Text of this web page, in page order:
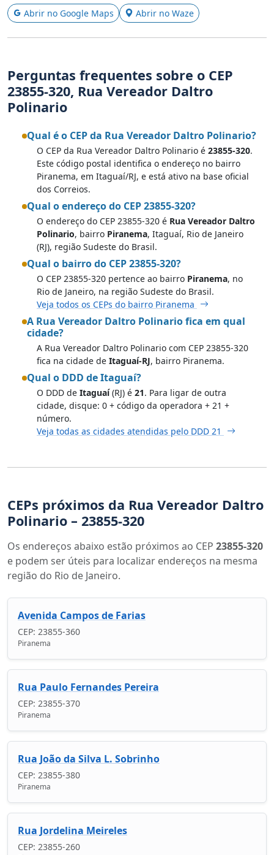
Abrir no Google Maps Abrir no Waze
Perguntas frequentes sobre o CEP
23855-320, Rua Vereador Daltro
Polinario
Qual é o CEP da Rua Vereador Daltro Polinario?
O CEP da Rua Vereador Daltro Polinario é 23855-320.
Este código postal identifica o endereço no bairro
Piranema, em Itaguaí/RJ, e está ativo na base oficial
dos Correios.
Qual o endereço do CEP 23855-320?
O endereço do CEP 23855-320 é Rua Vereador Daltro
Polinario, bairro Piranema, Itaguaí, Rio de Janeiro
(RJ), região Sudeste do Brasil.
Qual o bairro do CEP 23855-320?
O CEP 23855-320 pertence ao bairro Piranema, no
Rio de Janeiro, na região Sudeste do Brasil.
Veja todos os CEPs do bairro Piranema
A Rua Vereador Daltro Polinario fica em qual
cidade?
A Rua Vereador Daltro Polinario com CEP 23855-320
fica na cidade de Itaguaí-RJ, bairro Piranema.
Qual o DDD de Itaguaí?
O DDD de Itaguaí(RJ) é 21. Para ligar de outra
cidade, disque: 0 + código da operadora + 21 +
número.
Veja todas as cidades atendidas pelo DDD 21
CEPs próximos da Rua Vereador Daltro
Polinario – 23855-320
Os endereços abaixo estão próximos ao CEP 23855-320
e podem ser úteis para localizar endereços na mesma
região do Rio de Janeiro.
Avenida Campos de Farias
CEP: 23855-360
Piranema
Rua Paulo Fernandes Pereira
CEP: 23855-370
Piranema
Rua João da Silva L. Sobrinho
CEP: 23855-380
Piranema
Rua Jordelina Meireles
CEP: 23855-260